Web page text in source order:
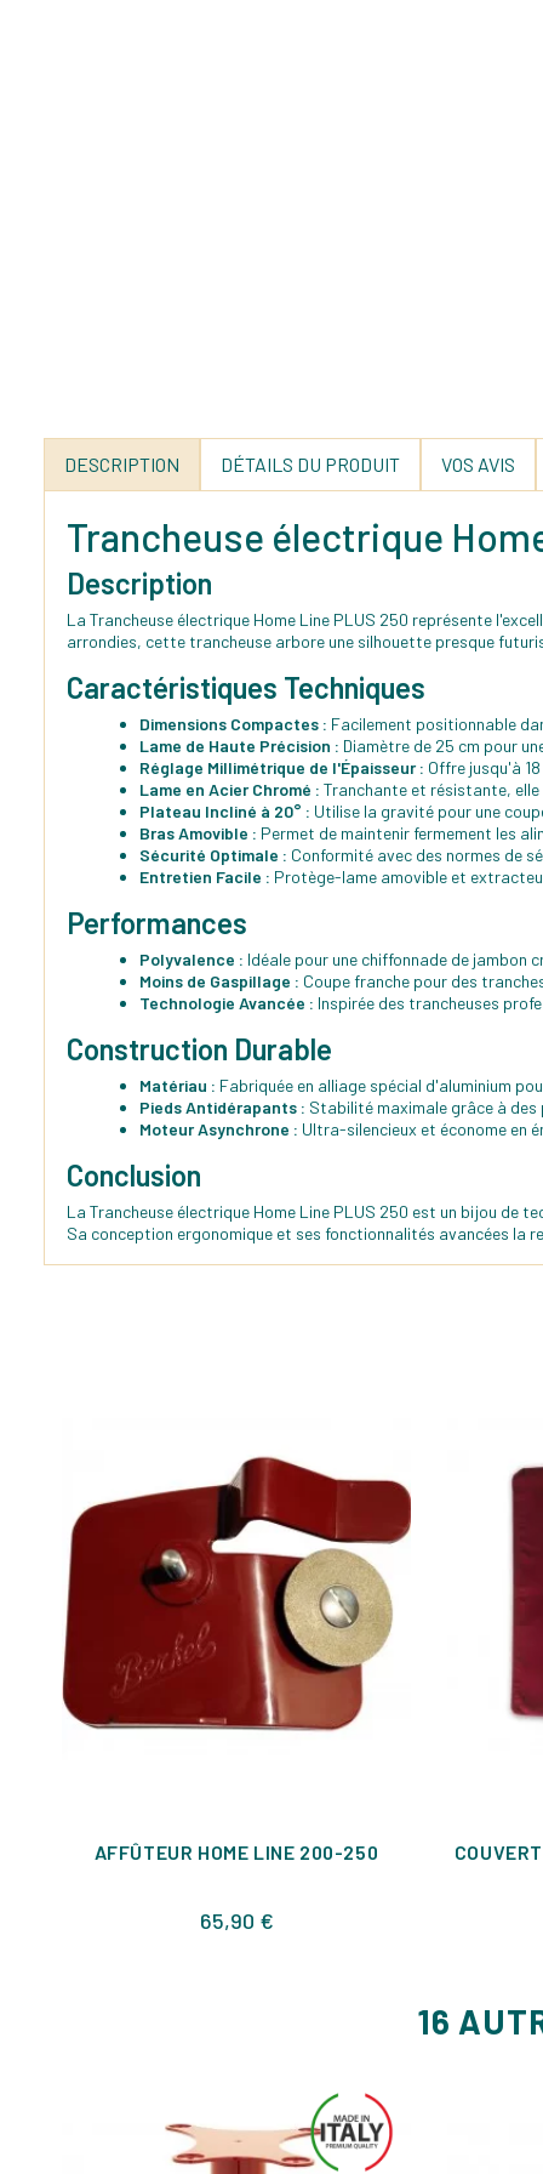
DESCRIPTION DÉTAILS DU PRODUIT VOS AVIS
Trancheuse électrique
Description
La Trancheuse électrique Home Line PLUS 250 représente
arrondies, cette trancheuse arbore une silhouette presque
Caractéristiques Techniques
Dimensions Compactes : Facilement positionnable
Lame de Haute Précision : Diamètre de 25 cm pour
Réglage Millimétrique de l'Épaisseur : Offre jusqu'à
Lame en Acier Chromé : Tranchante et résistante, elle
Plateau Incliné à 20° : Utilise la gravité pour une
Bras Amovible : Permet de maintenir fermement les
Sécurité Optimale : Conformité avec des normes de
Entretien Facile : Protège-lame amovible et
Performances
Polyvalence : Idéale pour une chiffonnade de jambon
Moins de Gaspillage : Coupe franche pour des
Technologie Avancée : Inspirée des trancheuses
Construction Durable
Matériau : Fabriquée en alliage spécial d'aluminium
Pieds Antidérapants : Stabilité maximale grâce à des
Moteur Asynchrone : Ultra-silencieux et économe en
Conclusion
La Trancheuse électrique Home Line PLUS 250 est un bijou de
Sa conception ergonomique et ses fonctionnalités avancées la
AFFÛTEUR HOME LINE 200-250
65,90 €Prix
16